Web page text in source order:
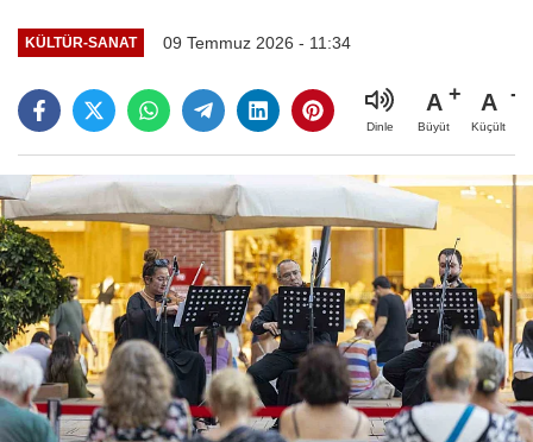
KÜLTÜR-SANAT 09 Temmuz 2026 - 11:34
Dinle
A
Büyüt
A
Küçült